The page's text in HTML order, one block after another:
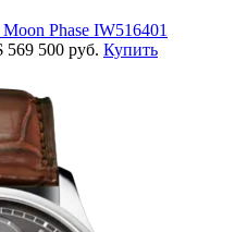
Phase IW516401
569 500 руб. Купить